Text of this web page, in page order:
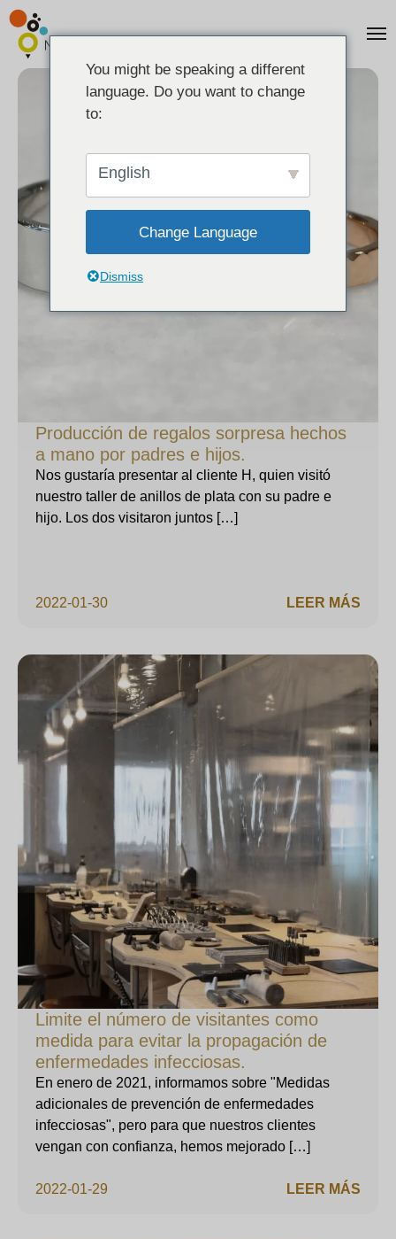
Producción de regalos sorpresa hechos
a mano por padres e hijos.
2022-01-30
Nos gustaría presentar al cliente H, quien visitó
nuestro taller de anillos de plata con su padre e
hijo. Los dos visitaron juntos […]
LEER MÁS
Limite el número de visitantes como
medida para evitar la propagación de
enfermedades infecciosas.
2022-01-29
En enero de 2021, informamos sobre "Medidas
adicionales de prevención de enfermedades
infecciosas", pero para que nuestros clientes
vengan con confianza, hemos mejorado […]
LEER MÁS
You might be speaking a different
language. Do you want to change
to:
English
Change Language
Dismiss